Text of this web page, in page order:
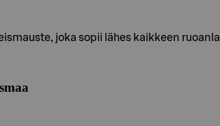
joka sopii lähes kaikkeen